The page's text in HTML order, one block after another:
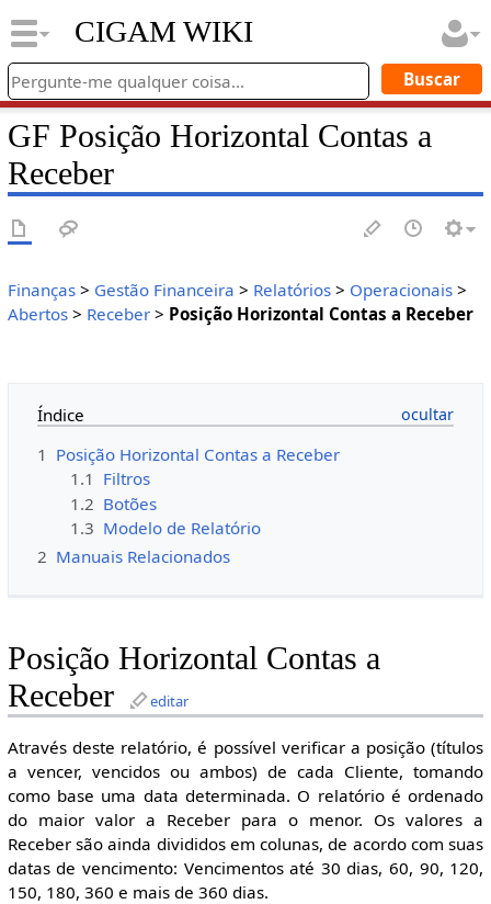
CIGAM WIKI
GF Posição Horizontal Contas a
Receber
Finanças> Gestão Financeira > Relatórios> Operacionais>
Abertos> Receber> Posição Horizontal Contas a Receber
Índice
1 Posição Horizontal Contas a Receber
1.1 Filtros
1.2 Botões
1.3 Modelo de Relatório
2 Manuais Relacionados
Posição Horizontal Contas a
Receber
editar
Através deste relatório, é possível verificar a posição (títulos
a vencer, vencidos ou ambos) de cada Cliente, tomando
como base uma data determinada. O relatório é ordenado
do maior valor a Receber para o menor. Os valores a
Receber são ainda divididos em colunas, de acordo com suas
datas de vencimento: Vencimentos até 30 dias, 60, 90, 120,
150, 180, 360 e mais de 360 dias.